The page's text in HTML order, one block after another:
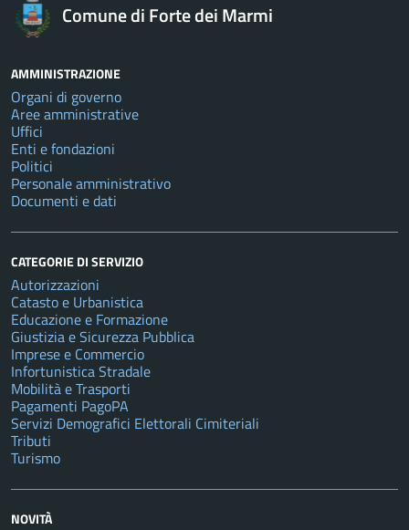
Comune di Forte dei Marmi
AMMINISTRAZIONE
Organi di governo
Aree amministrative
Uffici
Enti e fondazioni
Politici
Personale amministrativo
Documenti e dati
CATEGORIE DI SERVIZIO
Autorizzazioni
Catasto e Urbanistica
Educazione e Formazione
Giustizia e Sicurezza Pubblica
Imprese e Commercio
Infortunistica Stradale
Mobilità e Trasporti
Pagamenti PagoPA
Servizi Demografici Elettorali Cimiteriali
Tributi
Turismo
NOVITÀ